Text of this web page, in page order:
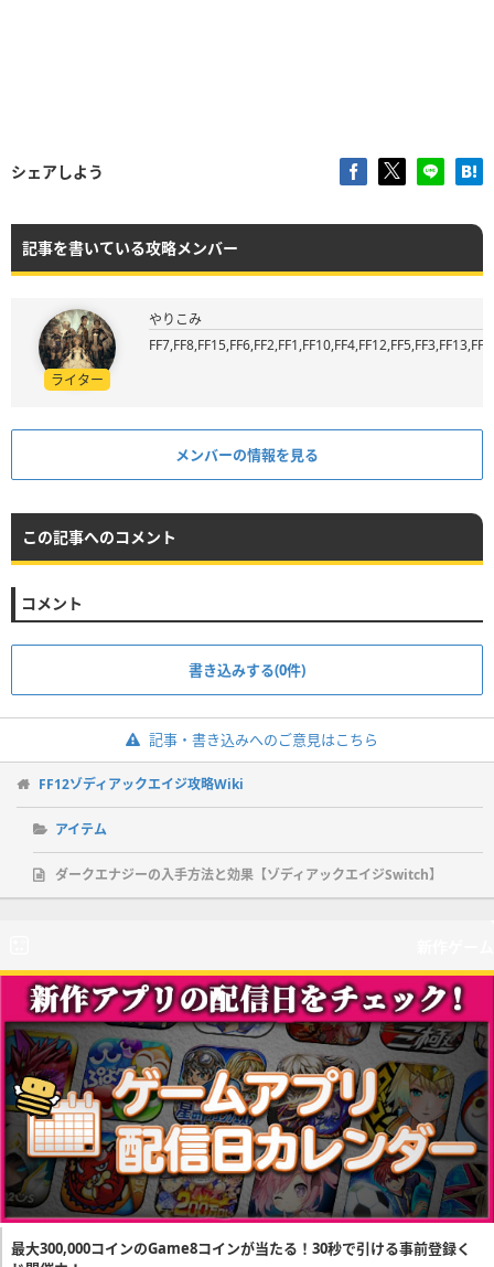
シェアしよう
記事を書いている攻略メンバー
ライター
やりこみ
FF7,FF8,FF15,FF6,FF2,FF1,FF10,FF4,FF12,FF5,FF3,FF13,FF9
メンバーの情報を見る
この記事へのコメント
コメント
書き込みする(0件)
記事・書き込みへのご意見はこちら
FF12ゾディアックエイジ攻略Wiki
アイテム
ダークエナジーの入手方法と効果【ゾディアックエイジSwitch】
最大300,000コインのGame8コインが当たる！30秒で引ける事前登録く